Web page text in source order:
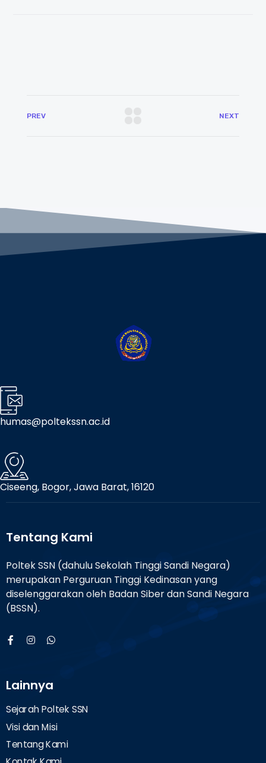
PREV NEXT
humas@poltekssn.ac.id
Ciseeng, Bogor, Jawa Barat, 16120
Tentang Kami
Poltek SSN (dahulu Sekolah Tinggi Sandi Negara)
merupakan Perguruan Tinggi Kedinasan yang
diselenggarakan oleh Badan Siber dan Sandi Negara
(BSSN).
Lainnya
Sejarah Poltek SSN
Visi dan Misi
Tentang Kami